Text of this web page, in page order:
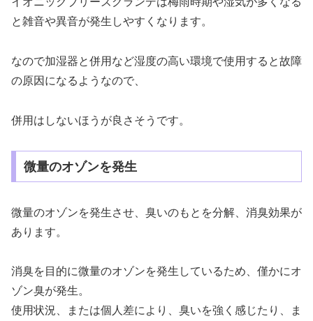
と雑音や異音が発生しやすくなります。
なので加湿器と併用など湿度の高い環境で使用すると故障
の原因になるようなので、
併用はしないほうが良さそうです。
微量のオゾンを発生
微量のオゾンを発生させ、臭いのもとを分解、消臭効果が
あります。
消臭を目的に微量のオゾンを発生しているため、僅かにオ
ゾン臭が発生。
使用状況、または個人差により、臭いを強く感じたり、ま